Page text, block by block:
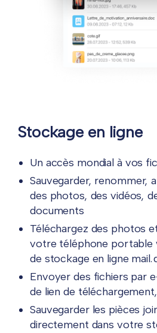
Stockage en ligne
Un accès mondial à vos
Sauvegarder, renommer,
des photos, des vidéos,
documents
Téléchargez des photos
votre téléphone portable
de stockage en ligne
Envoyer des fichiers par
de lien de
Sauvegarder les pièces
directement dans votre